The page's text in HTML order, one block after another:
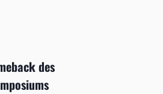
des